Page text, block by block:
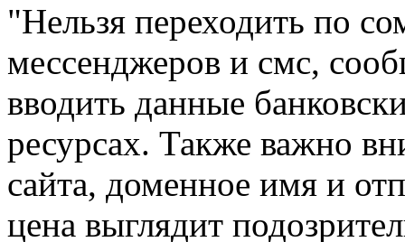
"Нельзя переходить по
мессенджеров и смс,
вводить данные
ресурсах. Также важно
сайта, доменное имя и
цена выглядит